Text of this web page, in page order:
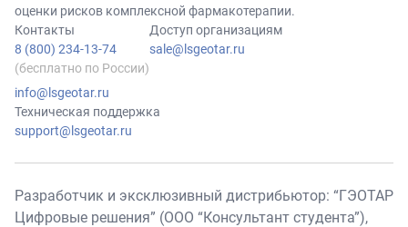
оценки рисков комплексной фармакотерапии.
Контакты
8 (800) 234-13-74
(бесплатно по России)
info@lsgeotar.ru
Доступ организациям
sale@lsgeotar.ru
Техническая поддержка
support@lsgeotar.ru
Разработчик и эксклюзивный дистрибьютор: “ГЭОТАР
Цифровые решения” (ООО “Консультант студента”),